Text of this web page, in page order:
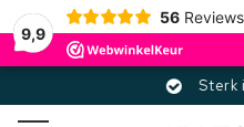
9,9
56 Reviews
Sterk in